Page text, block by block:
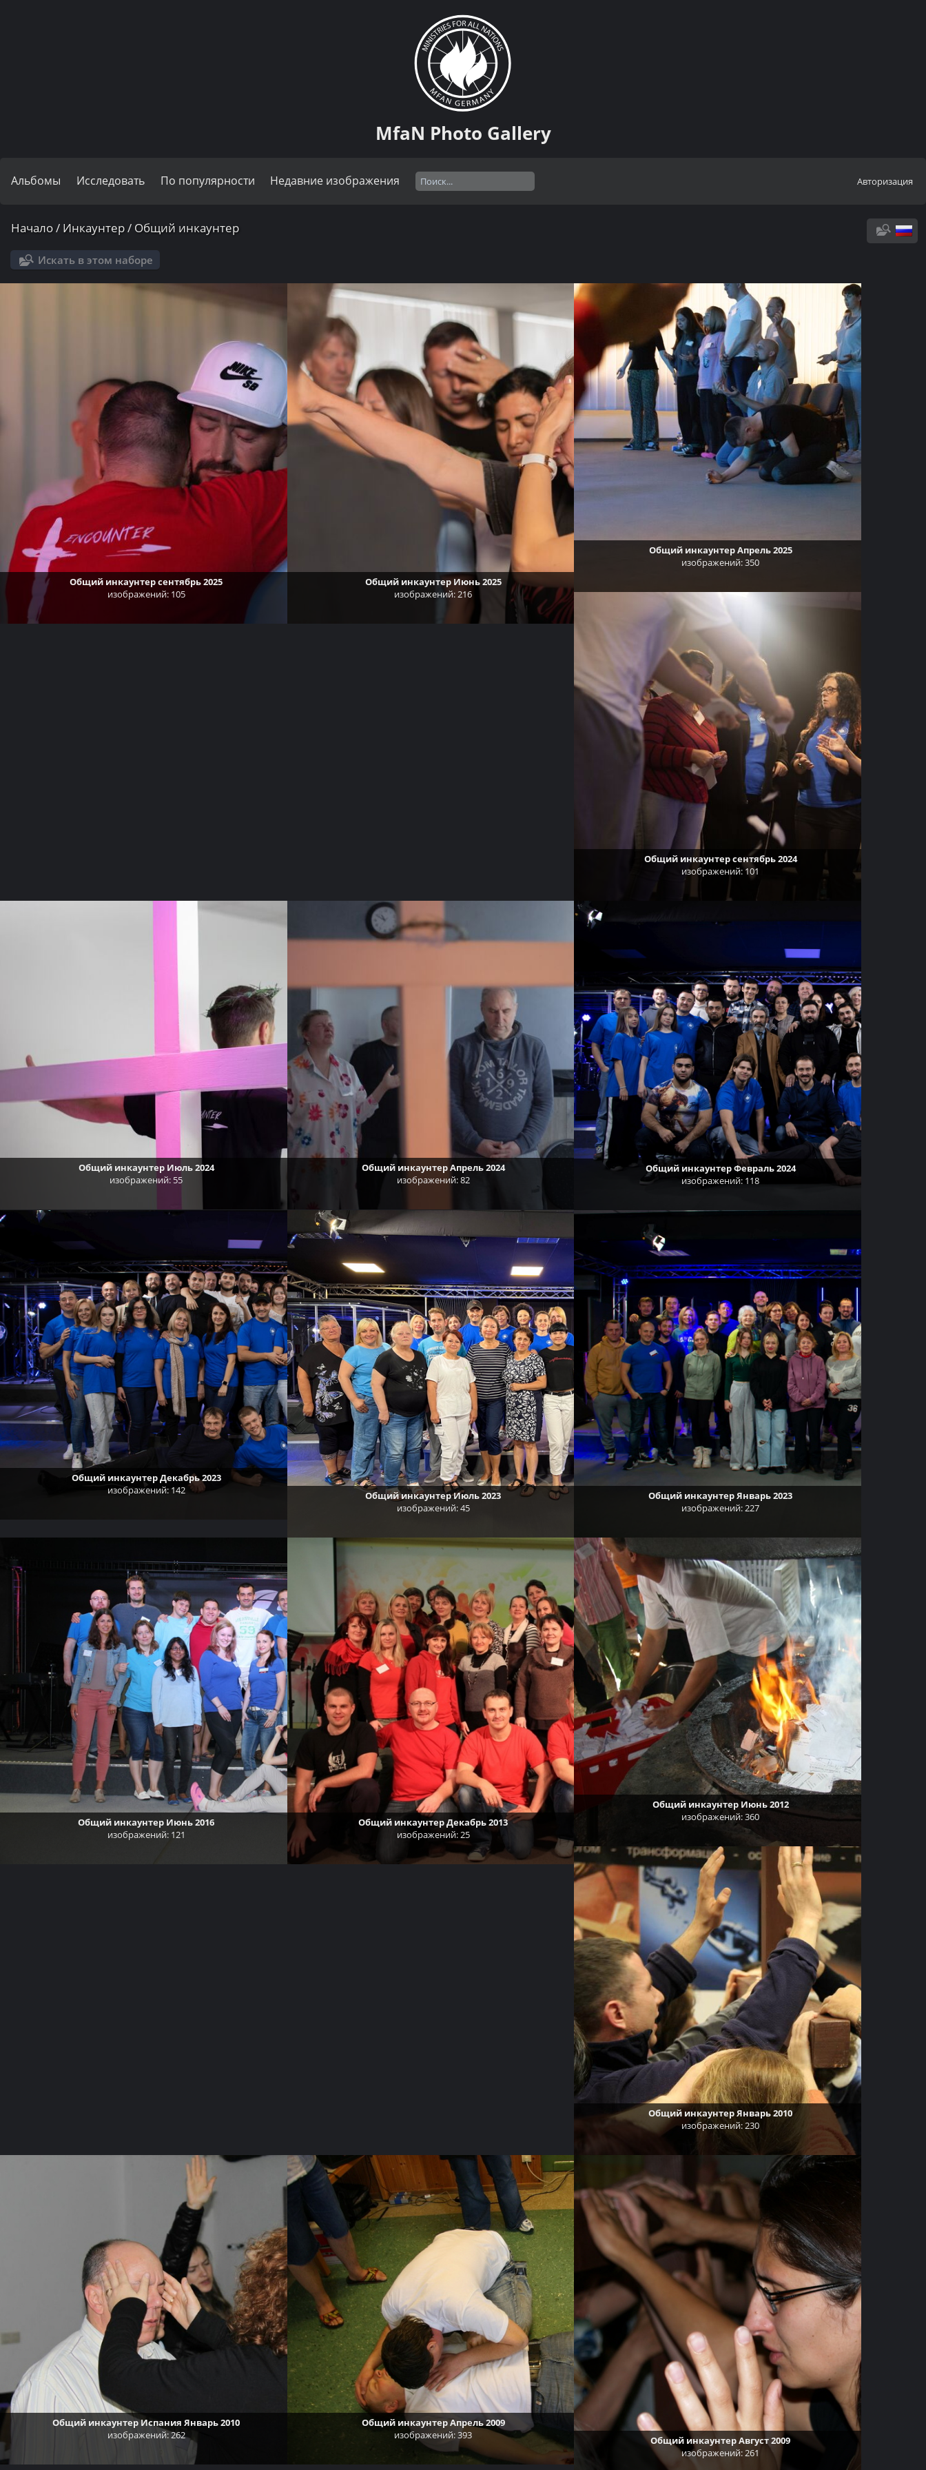
MfaN Photo Gallery
Альбомы Исследовать По популярности Недавние изображения Авторизация
Начало/ Инкаунтер/ Общий инкаунтер
Искать в этом наборе
Общий инкаунтер сентябрь 2025
изображений: 105
Общий инкаунтер Июнь 2025
изображений: 216
Общий инкаунтер Апрель 2025
изображений: 350
Общий инкаунтер сентябрь 2024
изображений: 101
Общий инкаунтер Июль 2024
изображений: 55
Общий инкаунтер Апрель 2024
изображений: 82
Общий инкаунтер Февраль 2024
изображений: 118
Общий инкаунтер Декабрь 2023
изображений: 142
Общий инкаунтер Июль 2023
изображений: 45
Общий инкаунтер Январь 2023
изображений: 227
Общий инкаунтер Июнь 2016
изображений: 121
Общий инкаунтер Декабрь 2013
изображений: 25
Общий инкаунтер Июнь 2012
изображений: 360
Общий инкаунтер Январь 2010
изображений: 230
Общий инкаунтер Испания Январь 2010
изображений: 262
Общий инкаунтер Апрель 2009
изображений: 393
Общий инкаунтер Август 2009
изображений: 261